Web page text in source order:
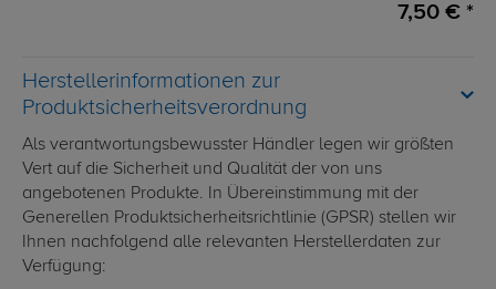
7,50 € *
Herstellerinformationen zur
Produktsicherheitsverordnung
Als verantwortungsbewusster Händler legen wir größten
Vert auf die Sicherheit und Qualität der von uns
angebotenen Produkte. In Übereinstimmung mit der
Generellen Produktsicherheitsrichtlinie (GPSR) stellen wir
Ihnen nachfolgend alle relevanten Herstellerdaten zur
Verfügung: